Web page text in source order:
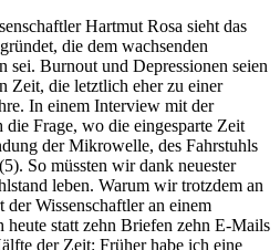
Hartmut Rosa sieht das
die dem wachsenden
sei. Burnout und Depressionen seien
Zeit, die letztlich eher zu einer
In einem Interview mit der
Frage, wo die eingesparte Zeit
der Mikrowelle, des Fahrstuhls
So müssten wir dank neuester
leben. Warum wir trotzdem an
Wissenschaftler an einem
heute statt zehn Briefen zehn E-Mails
der Zeit: Früher habe ich eine